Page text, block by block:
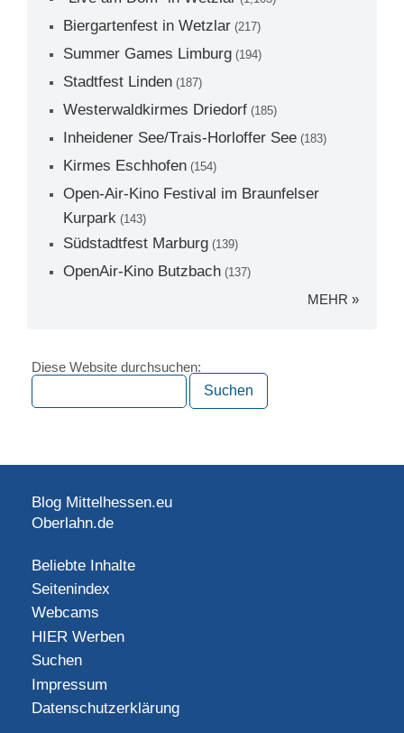
Biergartenfest in Wetzlar (217)
Summer Games Limburg (194)
Stadtfest Linden (187)
Westerwaldkirmes Driedorf (185)
Inheidener See/Trais-Horloffer See (183)
Kirmes Eschhofen (154)
Open-Air-Kino Festival im Braunfelser
Kurpark (143)
Südstadtfest Marburg (139)
OpenAir-Kino Butzbach (137)
MEHR »
Diese Website durchsuchen:
Blog Mittelhessen.eu
Oberlahn.de
Beliebte Inhalte
Seitenindex
Webcams
HIER Werben
Suchen
Impressum
Datenschutzerklärung